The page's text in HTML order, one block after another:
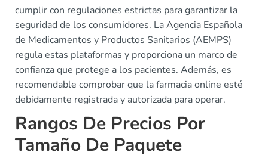
cumplir con regulaciones estrictas para garantizar la
seguridad de los consumidores. La Agencia Española
de Medicamentos y Productos Sanitarios (AEMPS)
regula estas plataformas y proporciona un marco de
confianza que protege a los pacientes. Además, es
recomendable comprobar que la farmacia online esté
debidamente registrada y autorizada para operar.
Rangos De Precios Por
Tamaño De Paquete